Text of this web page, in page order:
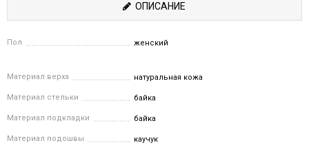
ОПИСАНИЕ
Пол женский
Материал верха натуральная кожа
Материал стельки байка
Материал подкладки байка
Материал подошвы каучук